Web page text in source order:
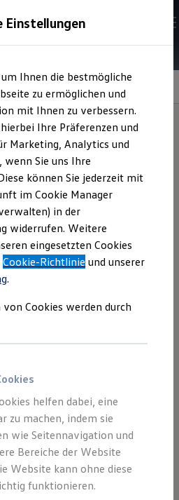
entdecken
und Oldtimer
Hersteller finden
entdecken & konfigurieren
& Behörden
Personenbeförderung
Werkstätten
& Handel
Vorteile
9. Sinnfür
„Trailer Assist“
--:--
Verbleibende Zeit, --:--
zeigt exemplarisch
Crafter.
Einstellungen
Ihnen die bestmögliche
zu ermöglichen und
mit Ihnen zu verbessern.
Ihre Präferenzen und
Marketing, Analytics und
wenn Sie uns Ihre
können Sie jederzeit mit
im Cookie Manager
in der
widerrufen. Weitere
eingesetzten Cookies
Cookie-Richtlinie und unserer
.
Cookies werden durch
helfen dabei, eine
zu machen, indem sie
wie Seitennavigation und
Bereiche der Website
Website kann ohne diese
funktionieren.